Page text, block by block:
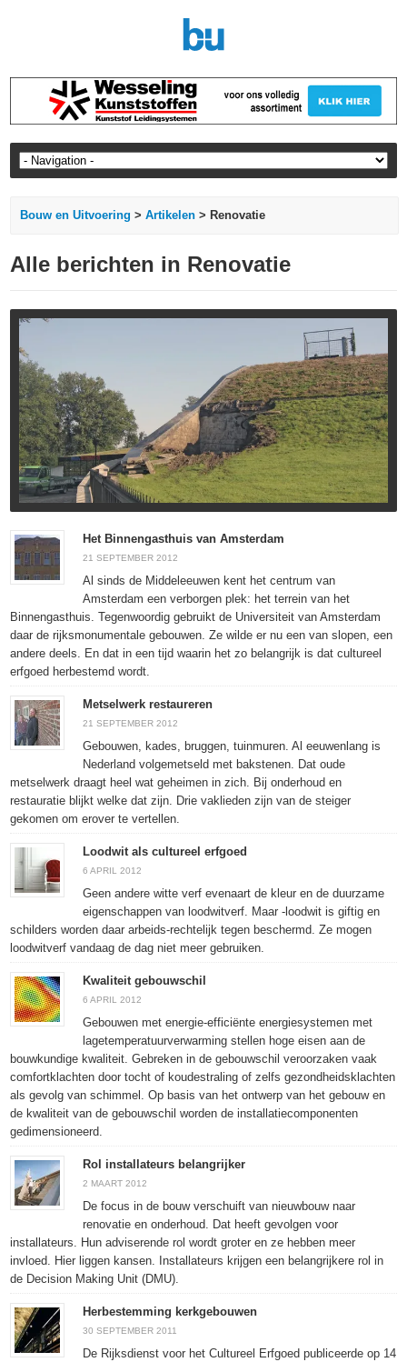
Bouw en Uitvoering >Artikelen > Renovatie
Alle berichten in Renovatie
Het Binnengasthuis van Amsterdam
21 SEPTEMBER 2012
Al sinds de Middeleeuwen kent het centrum van
Amsterdam een verborgen plek: het terrein van het
Binnengasthuis. Tegenwoordig gebruikt de Universiteit van Amsterdam
daar de rijksmonumentale gebouwen. Ze wilde er nu een van slopen, een
andere deels. En dat in een tijd waarin het zo belangrijk is dat cultureel
erfgoed herbestemd wordt.
Metselwerk restaureren
21 SEPTEMBER 2012
Gebouwen, kades, bruggen, tuinmuren. Al eeuwenlang is
Nederland volgemetseld met bakstenen. Dat oude
metselwerk draagt heel wat geheimen in zich. Bij onderhoud en
restauratie blijkt welke dat zijn. Drie vaklieden zijn van de steiger
gekomen om erover te vertellen.
Loodwit als cultureel erfgoed
6 APRIL 2012
Geen andere witte verf evenaart de kleur en de duurzame
eigenschappen van loodwitverf. Maar -loodwit is giftig en
schilders worden daar arbeids-rechtelijk tegen beschermd. Ze mogen
loodwitverf vandaag de dag niet meer gebruiken.
Kwaliteit gebouwschil
6 APRIL 2012
Gebouwen met energie-efficiënte energiesystemen met
lagetemperatuurverwarming stellen hoge eisen aan de
bouwkundige kwaliteit. Gebreken in de gebouwschil veroorzaken vaak
comfortklachten door tocht of koudestraling of zelfs gezondheidsklachten
als gevolg van schimmel. Op basis van het ontwerp van het gebouw en
de kwaliteit van de gebouwschil worden de installatiecomponenten
gedimensioneerd.
Rol installateurs belangrijker
2 MAART 2012
De focus in de bouw verschuift van nieuwbouw naar
renovatie en onderhoud. Dat heeft gevolgen voor
installateurs. Hun adviserende rol wordt groter en ze hebben meer
invloed. Hier liggen kansen. Installateurs krijgen een belangrijkere rol in
de Decision Making Unit (DMU).
Herbestemming kerkgebouwen
30 SEPTEMBER 2011
De Rijksdienst voor het Cultureel Erfgoed publiceerde op 14